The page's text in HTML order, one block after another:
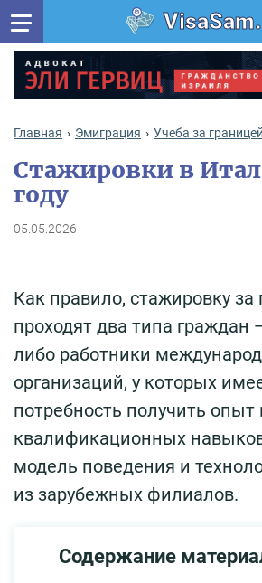
Главная Эмиграция Учеба за границей
Стажировки в
году
05.05.2026
Как правило, стажировку за
проходят два типа граждан
либо работники
организаций, у которых
потребность получить опыт
квалификационных
модель поведения и
из зарубежных филиалов.
Содержание